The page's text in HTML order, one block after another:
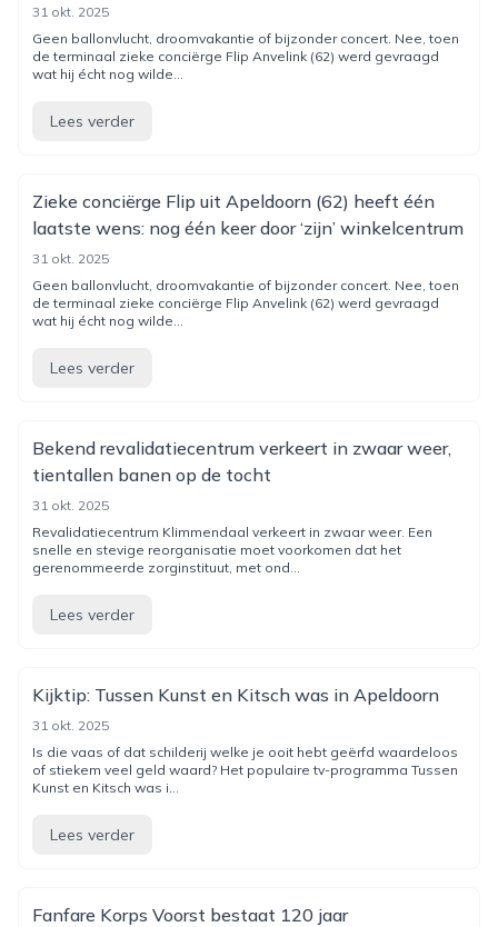
31 okt. 2025
Geen ballonvlucht, droomvakantie of bijzonder concert. Nee, toen
de terminaal zieke conciërge Flip Anvelink (62) werd gevraagd
wat hij écht nog wilde...
Lees verder
Zieke conciërge Flip uit Apeldoorn (62) heeft één
laatste wens: nog één keer door ‘zijn’ winkelcentrum
31 okt. 2025
Geen ballonvlucht, droomvakantie of bijzonder concert. Nee, toen
de terminaal zieke conciërge Flip Anvelink (62) werd gevraagd
wat hij écht nog wilde...
Lees verder
Bekend revalidatiecentrum verkeert in zwaar weer,
tientallen banen op de tocht
31 okt. 2025
Revalidatiecentrum Klimmendaal verkeert in zwaar weer. Een
snelle en stevige reorganisatie moet voorkomen dat het
gerenommeerde zorginstituut, met ond...
Lees verder
Kijktip: Tussen Kunst en Kitsch was in Apeldoorn
31 okt. 2025
Is die vaas of dat schilderij welke je ooit hebt geërfd waardeloos
of stiekem veel geld waard? Het populaire tv-programma Tussen
Kunst en Kitsch was i...
Lees verder
Fanfare Korps Voorst bestaat 120 jaar